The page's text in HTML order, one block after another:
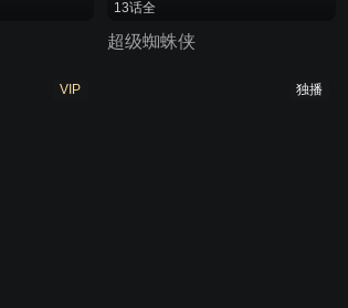
13话全
超级蜘蛛侠
VIP 独播